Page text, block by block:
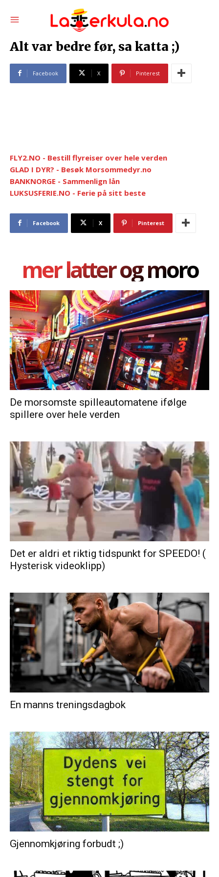
Alt var bedre før, sa katta ;)
Facebook X Pinterest
FLY2.NO - Bestill flyreiser over hele verden
GLAD I DYR? - Besøk Morsommedyr.no
BANKNORGE - Sammenlign lån
LUKSUSFERIE.NO - Ferie på sitt beste
Facebook X Pinterest
mer latter og moro
De morsomste spilleautomatene ifølge
spillere over hele verden
Det er aldri et riktig tidspunkt for SPEEDO! (
Hysterisk videoklipp)
En manns treningsdagbok
Gjennomkjøring forbudt ;)